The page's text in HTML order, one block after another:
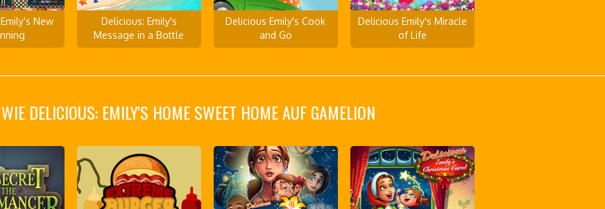
New
Delicious: Emily's
Message in a Bottle
Delicious Emily's Cook
and Go
Delicious Emily's Miracle
of Life
DELICIOUS: EMILY'S HOME SWEET HOME AUF GAMELION